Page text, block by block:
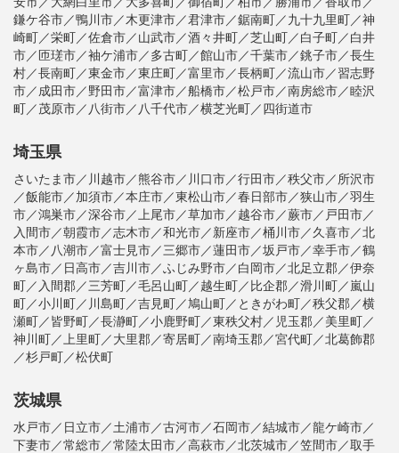
鎌ケ谷市／鴨川市／木更津市／君津市／鋸南町／九十九里町／神
崎町／栄町／佐倉市／山武市／酒々井町／芝山町／白子町／白井
市／匝瑳市／袖ケ浦市／多古町／館山市／千葉市／銚子市／長生
村／長南町／東金市／東庄町／富里市／長柄町／流山市／習志野
市／成田市／野田市／富津市／船橋市／松戸市／南房総市／睦沢
町／茂原市／八街市／八千代市／横芝光町／四街道市
埼玉県
さいたま市／川越市／熊谷市／川口市／行田市／秩父市／所沢市
／飯能市／加須市／本庄市／東松山市／春日部市／狭山市／羽生
市／鴻巣市／深谷市／上尾市／草加市／越谷市／蕨市／戸田市／
入間市／朝霞市／志木市／和光市／新座市／桶川市／久喜市／北
本市／八潮市／富士見市／三郷市／蓮田市／坂戸市／幸手市／鶴
ヶ島市／日高市／吉川市／ふじみ野市／白岡市／北足立郡／伊奈
町／入間郡／三芳町／毛呂山町／越生町／比企郡／滑川町／嵐山
町／小川町／川島町／吉見町／鳩山町／ときがわ町／秩父郡／横
瀬町／皆野町／長瀞町／小鹿野町／東秩父村／児玉郡／美里町／
神川町／上里町／大里郡／寄居町／南埼玉郡／宮代町／北葛飾郡
／杉戸町／松伏町
茨城県
水戸市／日立市／土浦市／古河市／石岡市／結城市／龍ケ崎市／
下妻市／常総市／常陸太田市／高萩市／北茨城市／笠間市／取手